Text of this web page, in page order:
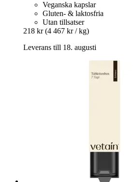
Veganska kapslar
Gluten- & laktosfria
Utan tillsatser
218 kr (4 467 kr / kg)
Leverans till 18. augusti